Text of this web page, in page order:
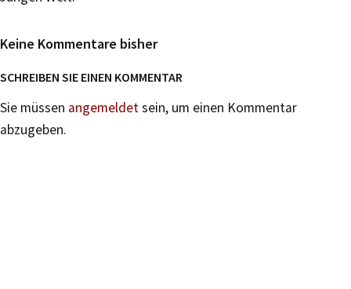
Keine Kommentare bisher
SCHREIBEN SIE EINEN KOMMENTAR
Sie müssen angemeldetsein, um einen Kommentar
abzugeben.